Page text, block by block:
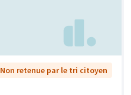
Non retenue par le tri citoyen